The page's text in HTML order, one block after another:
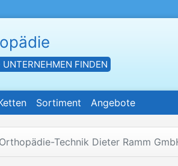
FINDEN
Sortiment Angebote
Orthopädie-Technik Dieter Ramm